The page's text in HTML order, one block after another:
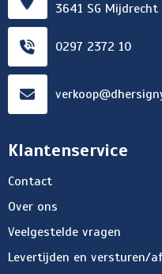
3641 SG Mijdrecht
0297 2372 10
Klantenservice
Contact
Over ons
Veelgestelde vragen
Levertijden en versturen/